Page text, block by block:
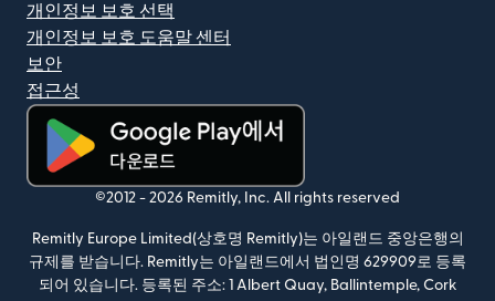
개인정보 보호 선택
개인정보 보호 도움말 센터
보안
접근성
(새 창에서 열림)
©2012 - 2026 Remitly, Inc. All rights reserved
Remitly Europe Limited(상호명 Remitly)는 아일랜드 중앙은행의
규제를 받습니다. Remitly는 아일랜드에서 법인명 629909로 등록
되어 있습니다. 등록된 주소: 1 Albert Quay, Ballintemple, Cork